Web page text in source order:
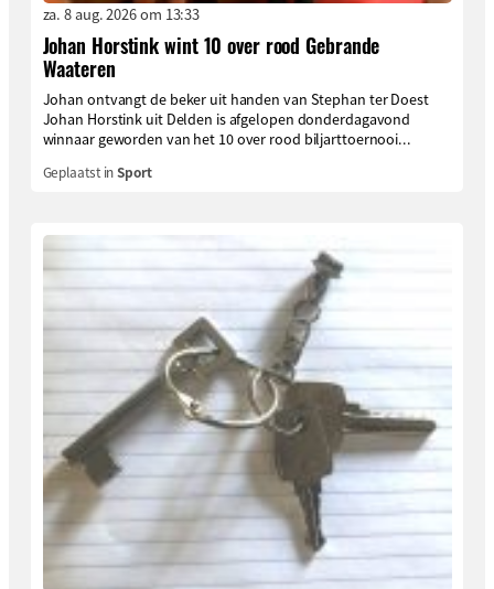
za. 8 aug. 2026 om 13:33
Johan Horstink wint 10 over rood Gebrande
Waateren
Johan ontvangt de beker uit handen van Stephan ter Doest
Johan Horstink uit Delden is afgelopen donderdagavond
winnaar geworden van het 10 over rood biljarttoernooi...
Geplaatst inSport